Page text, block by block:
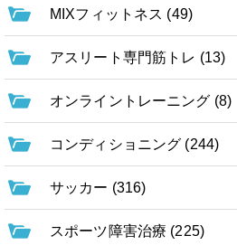
MIXフィットネス (49)
アスリート専門筋トレ (13)
オンライントレーニング (8)
コンディショニング (244)
サッカー (316)
スポーツ障害治療 (225)